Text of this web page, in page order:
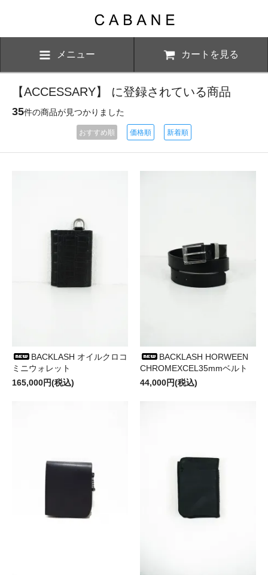
メニュー カートを見る
【ACCESSARY】 に登録されている商品
35件の商品が見つかりました
おすすめ順 価格順 新着順
BACKLASH オイルクロコ
ミニウォレット
165,000円(税込)
BACKLASH HORWEEN
CHROMEXCEL35mmベルト
44,000円(税込)